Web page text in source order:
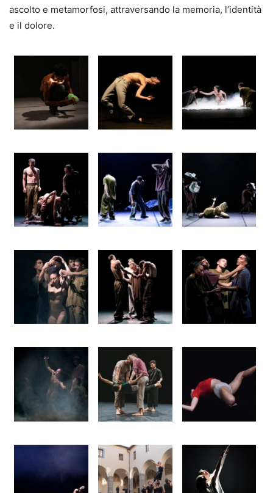
ascolto e metamorfosi, attraversando la memoria, l’identità
e il dolore.